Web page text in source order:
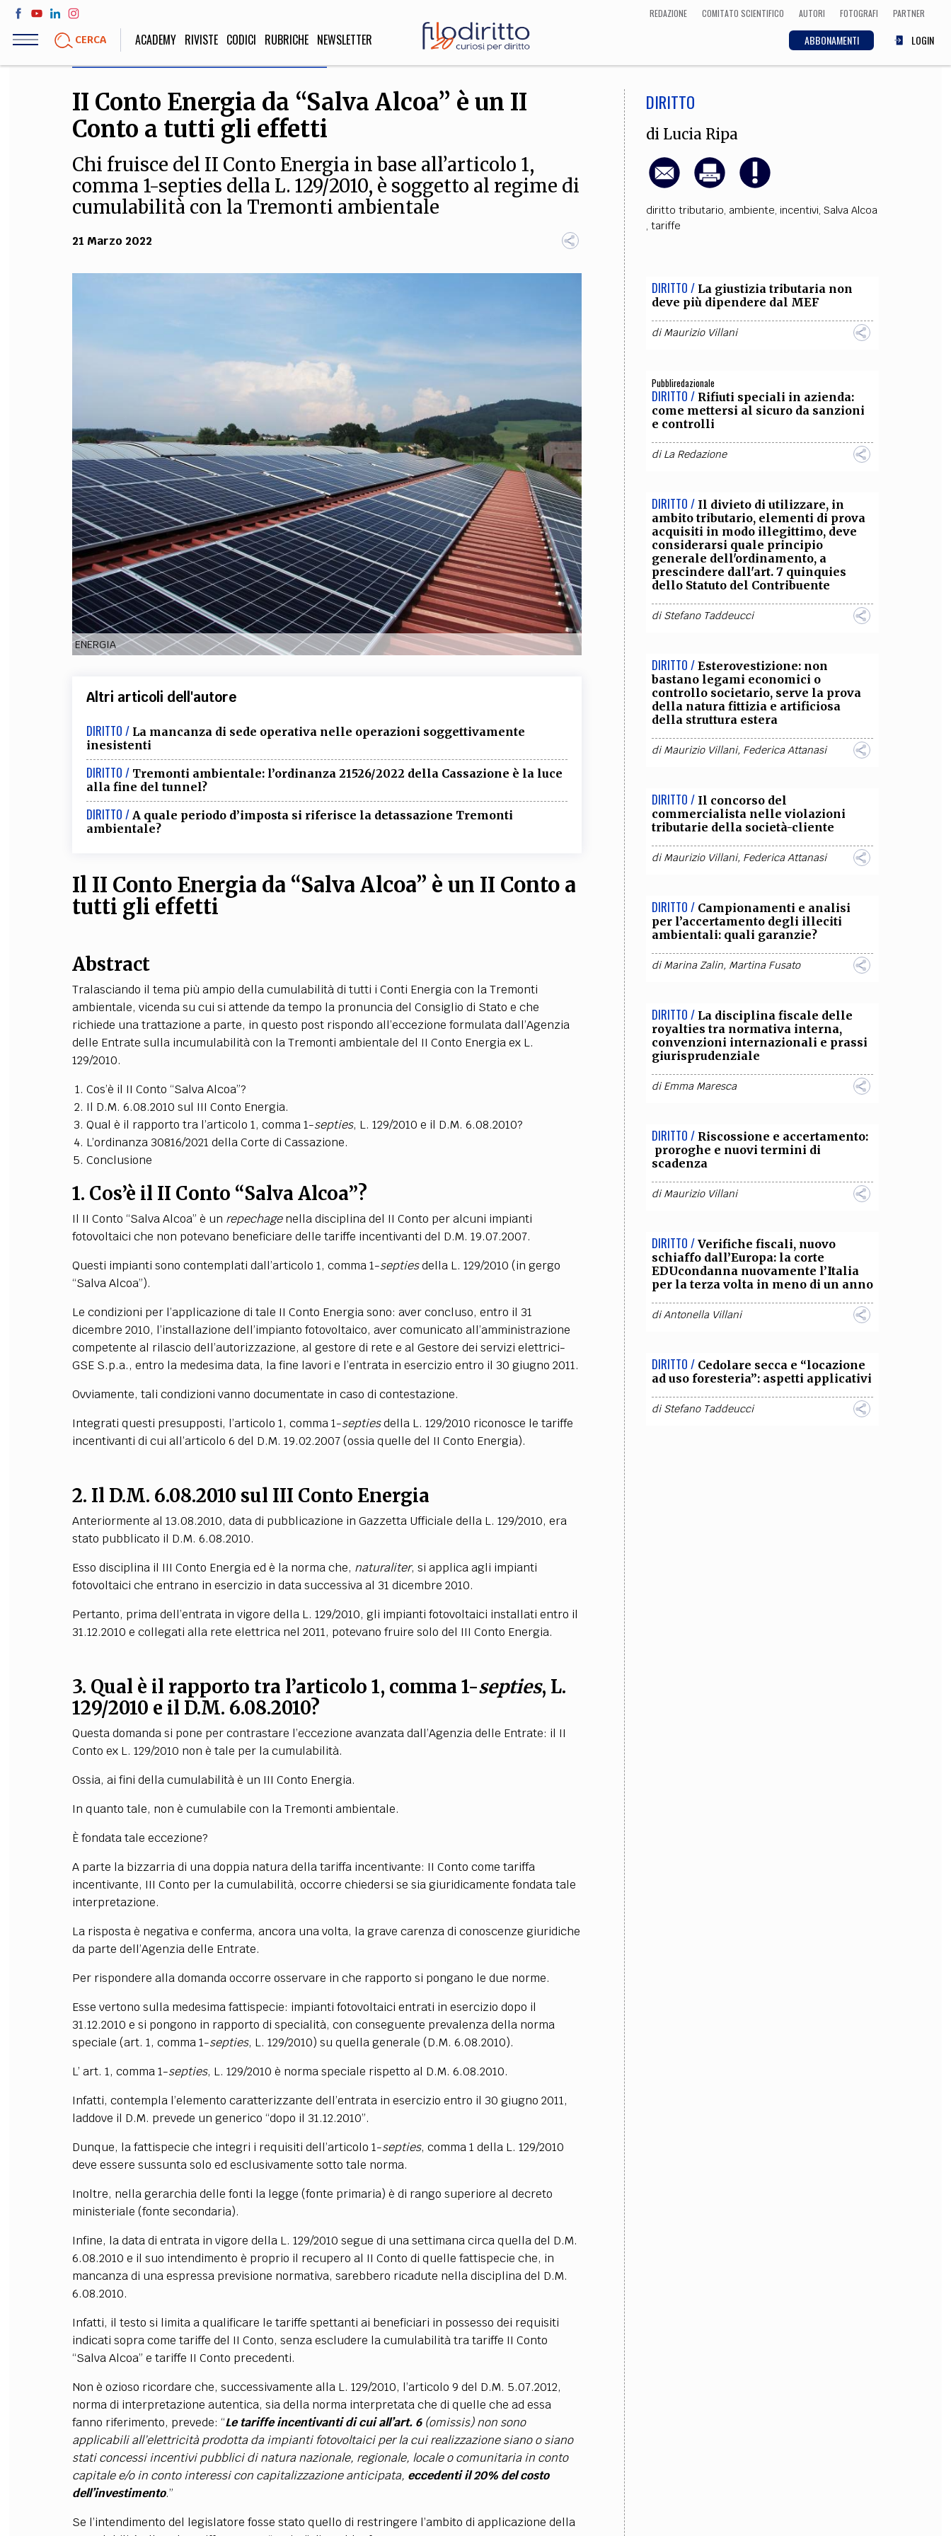
Salta
contenuto
REDAZIONE COMITATO SCIENTIFICO AUTORI FOTOGRAFI PARTNER
CERCA ABBONAMENTI LOGIN
ACADEMY RIVISTE CODICI RUBRICHE NEWSLETTER
LIFE STYLE
Sport, Cucina, Viaggi,
SOCIETÀ
Politica, Attualità,
ECONOMIA
CULTURA
Arte, Cinema, Musica,
COMITATO SCIENTIFICO CURATORI FOTOGRAFI
EXTRA
CODICI RUBRICHE PROCEEDINGS PUBBLICITÀ CONTATTI
SOCIAL MEDIA
II Conto Energia da “Salva Alcoa” è un II
Conto a tutti gli effetti
Chi fruisce del II Conto Energia in base all’articolo 1,
comma 1-septies della L. 129/2010, è soggetto al regime di
cumulabilità con la Tremonti ambientale
21 Marzo 2022
ENERGIA
Altri articoli dell'autore
DIRITTO / La mancanza di sede operativa nelle operazioni soggettivamente
inesistenti
DIRITTO / Tremonti ambientale: l’ordinanza 21526/2022 della Cassazione è la luce
alla fine del tunnel?
DIRITTO / A quale periodo d’imposta si riferisce la detassazione Tremonti
ambientale?
Il II Conto Energia da “Salva Alcoa” è un II Conto a
tutti gli effetti
Abstract
Tralasciando il tema più ampio della cumulabilità di tutti i Conti Energia con la Tremonti
ambientale, vicenda su cui si attende da tempo la pronuncia del Consiglio di Stato e che
richiede una trattazione a parte, in questo post rispondo all’eccezione formulata dall’Agenzia
delle Entrate sulla incumulabilità con la Tremonti ambientale del II Conto Energia ex L.
129/2010.
Cos’è il II Conto “Salva Alcoa”?
Il D.M. 6.08.2010 sul III Conto Energia.
Qual è il rapporto tra l’articolo 1, comma 1-septies, L. 129/2010 e il D.M. 6.08.2010?
L’ordinanza 30816/2021 della Corte di Cassazione.
Conclusione
1. Cos’è il II Conto “Salva Alcoa”?
Il II Conto “Salva Alcoa” è un repechagenella disciplina del II Conto per alcuni impianti
fotovoltaici che non potevano beneficiare delle tariffe incentivanti del D.M. 19.07.2007.
Questi impianti sono contemplati dall’articolo 1, comma 1-septiesdella L. 129/2010 (in gergo
“Salva Alcoa”).
Le condizioni per l’applicazione di tale II Conto Energia sono: aver concluso, entro il 31
dicembre 2010, l’installazione dell’impianto fotovoltaico, aver comunicato all’amministrazione
competente al rilascio dell’autorizzazione, al gestore di rete e al Gestore dei servizi elettrici-
GSE S.p.a., entro la medesima data, la fine lavori e l’entrata in esercizio entro il 30 giugno 2011.
Ovviamente, tali condizioni vanno documentate in caso di contestazione.
Integrati questi presupposti, l’articolo 1, comma 1-septiesdella L. 129/2010 riconosce le tariffe
incentivanti di cui all’articolo 6 del D.M. 19.02.2007 (ossia quelle del II Conto Energia).
2. Il D.M. 6.08.2010 sul III Conto Energia
Anteriormente al 13.08.2010, data di pubblicazione in Gazzetta Ufficiale della L. 129/2010, era
stato pubblicato il D.M. 6.08.2010.
Esso disciplina il III Conto Energia ed è la norma che, naturaliter, si applica agli impianti
fotovoltaici che entrano in esercizio in data successiva al 31 dicembre 2010.
Pertanto, prima dell’entrata in vigore della L. 129/2010, gli impianti fotovoltaici installati entro il
31.12.2010 e collegati alla rete elettrica nel 2011, potevano fruire solo del III Conto Energia.
3. Qual è il rapporto tra l’articolo 1, comma 1-septies, L.
129/2010 e il D.M. 6.08.2010?
Questa domanda si pone per contrastare l’eccezione avanzata dall’Agenzia delle Entrate: il II
Conto ex L. 129/2010 non è tale per la cumulabilità.
Ossia, ai fini della cumulabilità è un III Conto Energia.
In quanto tale, non è cumulabile con la Tremonti ambientale.
È fondata tale eccezione?
A parte la bizzarria di una doppia natura della tariffa incentivante: II Conto come tariffa
incentivante, III Conto per la cumulabilità, occorre chiedersi se sia giuridicamente fondata tale
interpretazione.
La risposta è negativa e conferma, ancora una volta, la grave carenza di conoscenze giuridiche
da parte dell’Agenzia delle Entrate.
Per rispondere alla domanda occorre osservare in che rapporto si pongano le due norme.
Esse vertono sulla medesima fattispecie: impianti fotovoltaici entrati in esercizio dopo il
31.12.2010 e si pongono in rapporto di specialità, con conseguente prevalenza della norma
speciale (art. 1, comma 1-septies, L. 129/2010) su quella generale (D.M. 6.08.2010).
L’ art. 1, comma 1-septies, L. 129/2010 è norma speciale rispetto al D.M. 6.08.2010.
Infatti, contempla l’elemento caratterizzante dell’entrata in esercizio entro il 30 giugno 2011,
laddove il D.M. prevede un generico “dopo il 31.12.2010”.
Dunque, la fattispecie che integri i requisiti dell’articolo 1-septies, comma 1 della L. 129/2010
deve essere sussunta solo ed esclusivamente sotto tale norma.
Inoltre, nella gerarchia delle fonti la legge (fonte primaria) è di rango superiore al decreto
ministeriale (fonte secondaria).
Infine, la data di entrata in vigore della L. 129/2010 segue di una settimana circa quella del D.M.
6.08.2010 e il suo intendimento è proprio il recupero al II Conto di quelle fattispecie che, in
mancanza di una espressa previsione normativa, sarebbero ricadute nella disciplina del D.M.
6.08.2010.
Infatti, il testo si limita a qualificare le tariffe spettanti ai beneficiari in possesso dei requisiti
indicati sopra come tariffe del II Conto, senza escludere la cumulabilità tra tariffe II Conto
“Salva Alcoa” e tariffe II Conto precedenti.
Non è ozioso ricordare che, successivamente alla L. 129/2010, l’articolo 9 del D.M. 5.07.2012,
norma di interpretazione autentica, sia della norma interpretata che di quelle che ad essa
fanno riferimento, prevede: “Le tariffe incentivanti di cui all’art. 6(omissis) non sono
applicabili all’elettricità prodotta da impianti fotovoltaici per la cui realizzazione siano o siano
stati concessi incentivi pubblici di natura nazionale, regionale, locale o comunitaria in conto
capitale e/o in conto interessi con capitalizzazione anticipata, eccedenti il 20% del costo
dell’investimento.”
Se l’intendimento del legislatore fosse stato quello di restringere l’ambito di applicazione della
DIRITTO
di Lucia Ripa
diritto tributario, ambiente, incentivi, Salva Alcoa
, tariffe
DIRITTO / La giustizia tributaria non
deve più dipendere dal MEF
diMaurizio Villani
Pubbliredazionale
DIRITTO / Rifiuti speciali in azienda:
come mettersi al sicuro da sanzioni
e controlli
diLa Redazione
DIRITTO / Il divieto di utilizzare, in
ambito tributario, elementi di prova
acquisiti in modo illegittimo, deve
considerarsi quale principio
generale dell'ordinamento, a
prescindere dall'art. 7 quinquies
dello Statuto del Contribuente
diStefano Taddeucci
DIRITTO / Esterovestizione: non
bastano legami economici o
controllo societario, serve la prova
della natura fittizia e artificiosa
della struttura estera
diMaurizio Villani, Federica Attanasi
DIRITTO / Il concorso del
commercialista nelle violazioni
tributarie della società-cliente
diMaurizio Villani, Federica Attanasi
DIRITTO / Campionamenti e analisi
per l’accertamento degli illeciti
ambientali: quali garanzie?
diMarina Zalin, Martina Fusato
DIRITTO / La disciplina fiscale delle
royalties tra normativa interna,
convenzioni internazionali e prassi
giurisprudenziale
diEmma Maresca
DIRITTO / Riscossione e accertamento:
proroghe e nuovi termini di
scadenza
diMaurizio Villani
DIRITTO / Verifiche fiscali, nuovo
schiaffo dall’Europa: la corte
EDUcondanna nuovamente l’Italia
per la terza volta in meno di un anno
diAntonella Villani
DIRITTO / Cedolare secca e “locazione
ad uso foresteria”: aspetti applicativi
diStefano Taddeucci